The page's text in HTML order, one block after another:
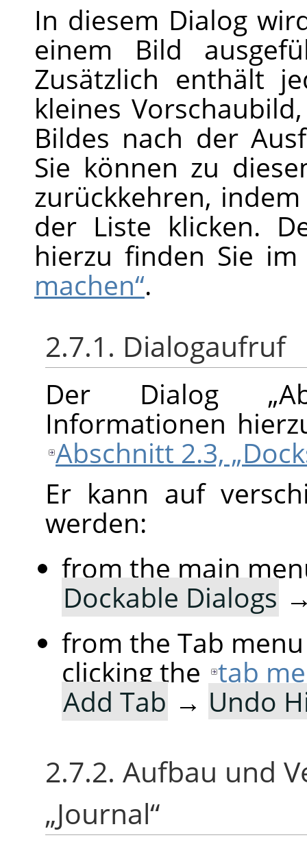
In diesem Dialog
einem Bild
Zusätzlich enthält
kleines
Bildes nach der
Sie können zu
zurückkehren,
der Liste klicken.
hierzu finden Sie
machen“.
2.7.1. Dialogaufruf
Der Dialog „
Informationen
Abschnitt 2.3,
Er kann auf
werden:
from the main
Dockable Dialogs
from the Tab
clicking the tab
Add Tab → Undo
2.7.2. Aufbau und
„Journal“